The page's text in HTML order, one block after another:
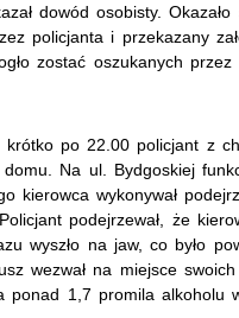
dowód osobisty.
policjanta i przekazany
zostać oszukanych przez
po 22.00 policjant z
Na ul. Bydgoskiej
kierowca wykonywał
podejrzewał, że
wyszło na jaw, co było
wezwał na miejsce
ponad 1,7 promila alkoholu